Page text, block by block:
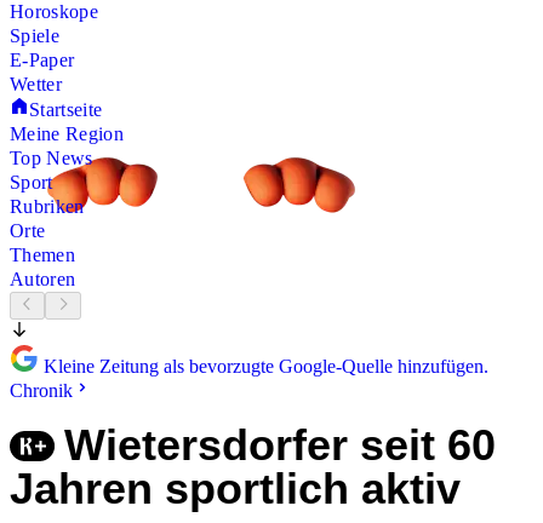
Horoskope
Spiele
E-Paper
Wetter
Startseite
Meine Region
Top News
Sport
Rubriken
Orte
Themen
Autoren
Kleine Zeitung als bevorzugte Google-Quelle hinzufügen.
Chronik
Wietersdorfer seit 60
Jahren sportlich aktiv